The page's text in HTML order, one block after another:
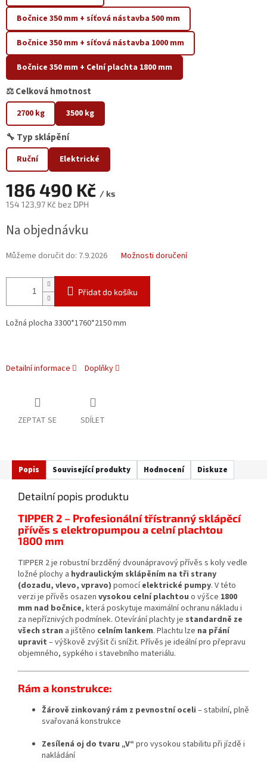
Bočnice 350 mm + síťová nástavba 500 mm
Bočnice 350 mm + síťová nástavba 1000 mm
Bočnice 350 mm + Celní plachta 1800 mm
⚖️ Celková hmotnost
2700 kg 3500 kg
🔧 Typ sklápění
Ruční Elektrické
186 490 Kč / ks
154 123,97 Kč bez DPH
cena:
Na objednávku
Můžeme doručit do: 7.9.2026 Možnosti doručení
Přidat do košíku
Ložná plocha 3300*1760*2150 mm
Detailní informace Doplňky
ZEPTAT SE SDÍLET
Popis Související produkty Hodnocení Diskuze
Detailní popis produktu
TIPPER 2 – Profesionální třístranný sklápěcí
přívěs s elektropumpou a celní plachtou
1800 mm
TIPPER 2 je robustní brzděný dvounápravový přívěs s koly vedle
ložné plochy a hydraulickým sklápěním na tři strany
(dozadu, vlevo, vpravo) pomocíelektrické pumpy. V této
verzi je přívěs osazen vysokou celní plachtou o výšce 1800
mm nad bočnice, která poskytuje maximální ochranu nákladu i
za nepříznivých podmínek. Otevírání plachty je standardně ze
všech stran a jištěno celním lankem. Plachtu lze na přání
upravit – výškově zvýšit či snížit. Přívěs je ideální pro přepravu
objemného, sypkého i stavebního materiálu.
Rám a konstrukce:
Žárově zinkovaný rám z pevnostní oceli – stabilní, plně
svařovaná konstrukce
Zesílená oj do tvaru „V“ pro vysokou stabilitu při jízdě i
nakládání